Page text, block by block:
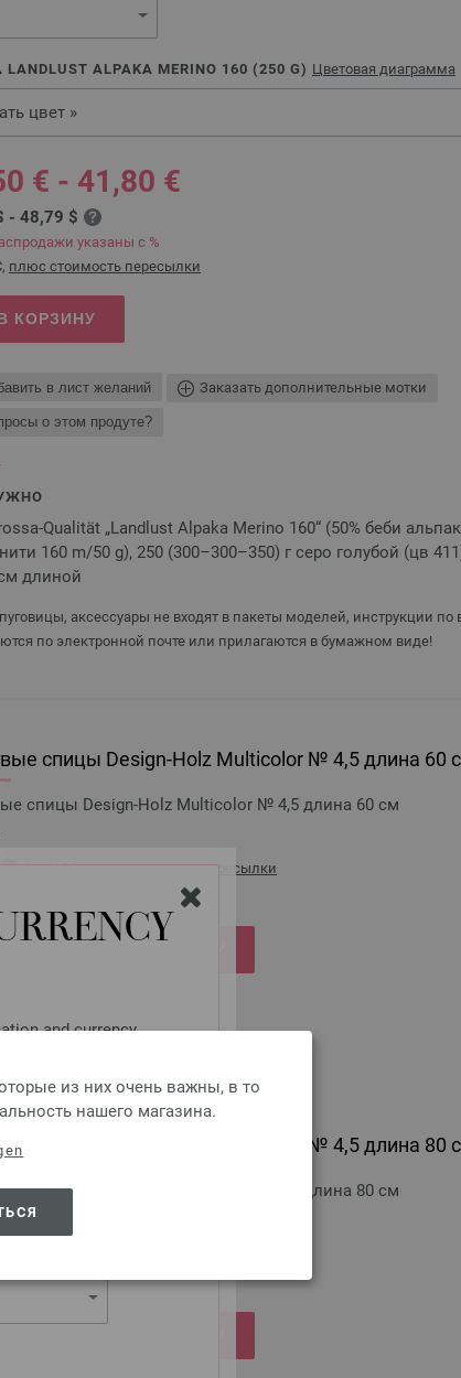
and currency.
из них очень важны, в то
нашего магазина.
ALPAKA MERINO 160 (250 G) Цветовая диаграмма
цвет »
€ - 41,80 €
- 48,79 $
указаны с %
плюс стоимость пересылки
КОРЗИНУ
в лист желаний Заказать дополнительные мотки
о этом продуте?
Qualität „Landlust Alpaka Merino 160“ (50% беби
160 m/50 g), 250 (300–300–350) г серо голубой (цв
длиной
аксессуары не входят в пакеты моделей, инструкции по
по электронной почте или прилагаются в бумажном виде!
спицы Design-Holz Multicolor № 4,5 длина 60
спицы Design-Holz Multicolor № 4,5 длина 60 см
без НДС,плюс стоимость пересылки
спицы Design-Holz Multicolor № 4,5 длина 80
спицы Design-Holz Multicolor № 4,5 длина 80 см